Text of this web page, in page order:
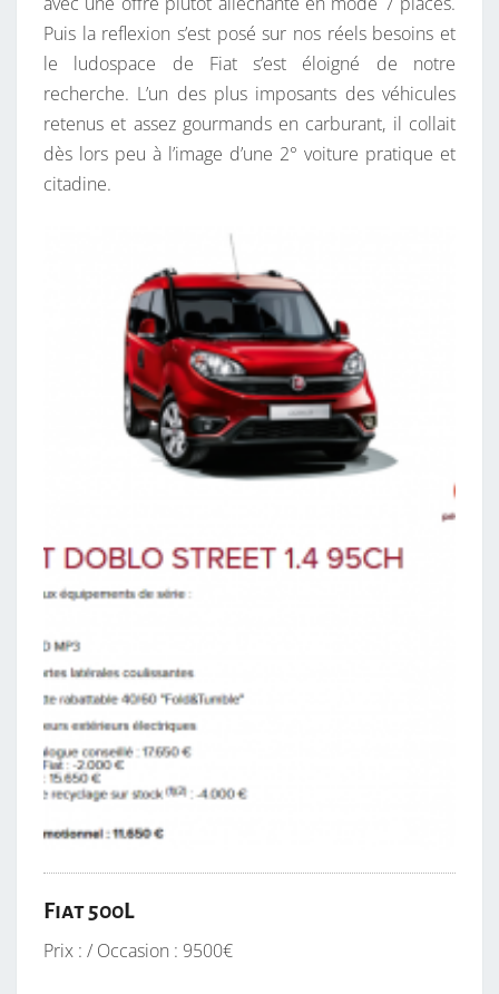
Puis la reflexion s’est posé sur nos réels besoins et
le ludospace de Fiat s’est éloigné de notre
recherche. L’un des plus imposants des véhicules
retenus et assez gourmands en carburant, il collait
dès lors peu à l’image d’une 2° voiture pratique et
citadine.
Fiat 500L
Prix : / Occasion : 9500€